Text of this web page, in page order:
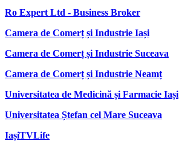
Ro Expert Ltd - Business Broker
Camera de Comerț și Industrie Iași
Camera de Comerț și Industrie Suceava
Camera de Comerț și Industrie Neamț
Universitatea de Medicină și Farmacie Iași
Universitatea Ștefan cel Mare Suceava
IașiTVLife